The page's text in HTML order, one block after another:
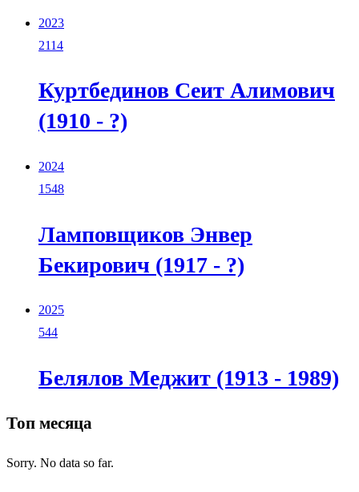
2023
2114
Куртбединов Сеит Алимович
(1910 - ?)
2024
1548
Ламповщиков Энвер
Бекирович (1917 - ?)
2025
544
Белялов Меджит (1913 - 1989)
Топ месяца
Sorry. No data so far.